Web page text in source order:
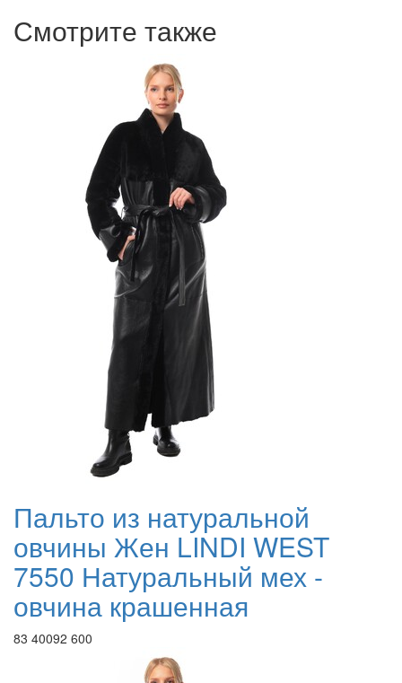
Смотрите также
Пальто из натуральной
овчины Жен LINDI WEST
7550 Натуральный мех -
овчина крашенная
83 40092 600